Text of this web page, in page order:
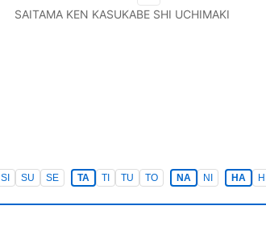
SAITAMA KEN KASUKABE SHI UCHIMAKI
SI SU SE TA TI TU TO NA NI HA HI